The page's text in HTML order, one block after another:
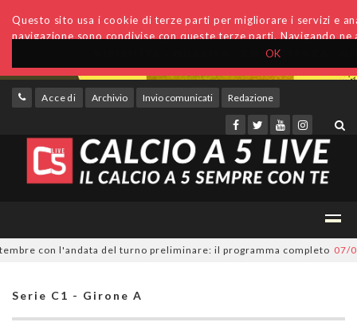
OK
Questo sito usa i cookie di terze parti per migliorare i servizi e
navigazione sono condivise con queste terze parti. Navigando
Accedi Archivio Invio comunicati Redazione
con l'andata del turno preliminare: il programma completo 07/08/
Serie C1 - Girone A